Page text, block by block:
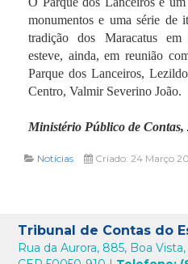
monumentos e uma série de
tradição dos Maracatus em
esteve, ainda, em reunião
Parque dos Lanceiros,
Centro, Valmir Severino João.
Ministério Público de Contas,
Notícias Criado: 24 Março
Tribunal de Contas do
Rua da Aurora, 885, Boa